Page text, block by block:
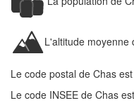
L'altitude moyenne
Le code postal de Chas
Le code INSEE de Chas